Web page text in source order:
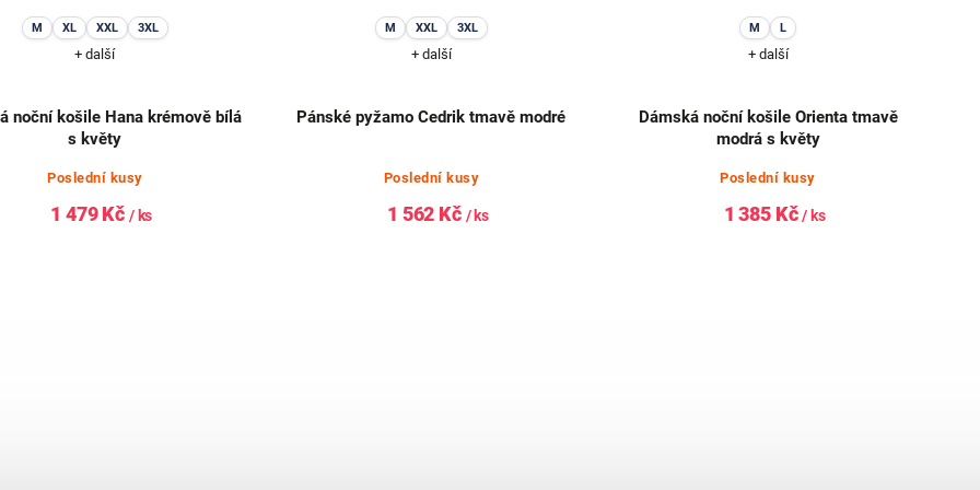
M XL XXL 3XL
+ další
noční košile Hana krémově bílá
s květy
Poslední kusy
1 479 Kč / ks
M XXL 3XL
+ další
Pánské pyžamo Cedrik tmavě modré
Poslední kusy
1 562 Kč / ks
M L
+ další
Dámská noční košile Orienta tmavě
modrá s květy
Poslední kusy
1 385 Kč/ ks